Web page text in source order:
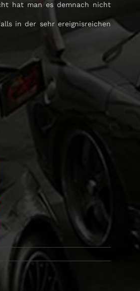
hat man es demnach nicht
in der sehr ereignisreichen